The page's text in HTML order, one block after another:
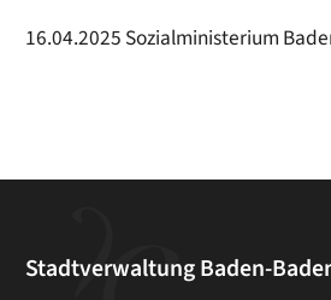
16.04.2025 Sozialministerium
Stadtverwaltung Baden-